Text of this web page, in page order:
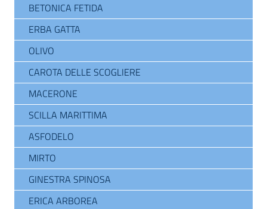
BETONICA FETIDA
ERBA GATTA
OLIVO
CAROTA DELLE SCOGLIERE
MACERONE
SCILLA MARITTIMA
ASFODELO
MIRTO
GINESTRA SPINOSA
ERICA ARBOREA